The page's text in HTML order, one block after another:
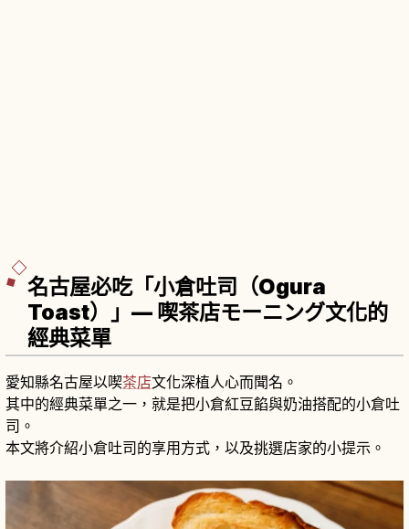
名古屋必吃「小倉吐司（Ogura
Toast）」— 喫茶店モーニング文化的
經典菜單
愛知縣名古屋以喫茶店文化深植人心而聞名。
其中的經典菜單之一，就是把小倉紅豆餡與奶油搭配的小倉吐
司。
本文將介紹小倉吐司的享用方式，以及挑選店家的小提示。